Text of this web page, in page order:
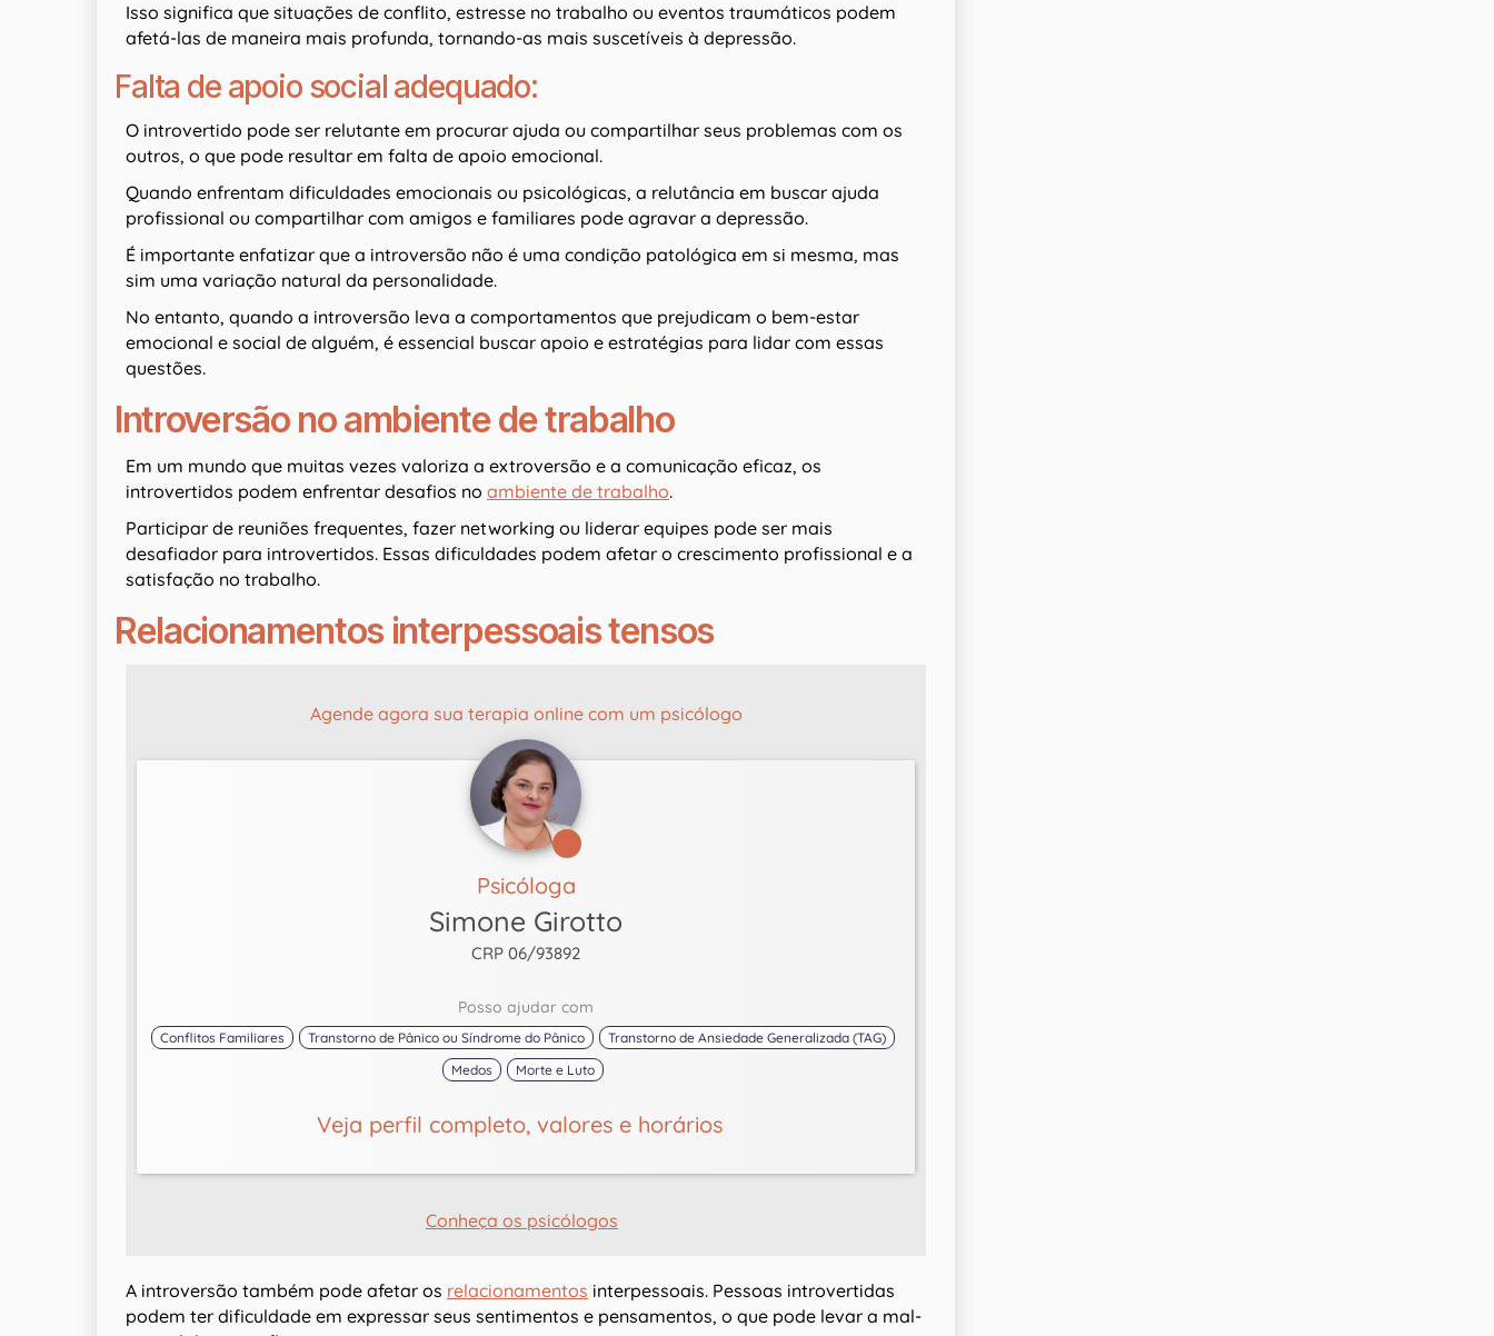
Isso significa que situações de conflito, estresse no trabalho ou eventos traumáticos podem
afetá-las de maneira mais profunda, tornando-as mais suscetíveis à depressão.
Falta de apoio social adequado:
O introvertido pode ser relutante em procurar ajuda ou compartilhar seus problemas com os
outros, o que pode resultar em falta de apoio emocional.
Quando enfrentam dificuldades emocionais ou psicológicas, a relutância em buscar ajuda
profissional ou compartilhar com amigos e familiares pode agravar a depressão.
É importante enfatizar que a introversão não é uma condição patológica em si mesma, mas
sim uma variação natural da personalidade.
No entanto, quando a introversão leva a comportamentos que prejudicam o bem-estar
emocional e social de alguém, é essencial buscar apoio e estratégias para lidar com essas
questões.
Introversão no ambiente de trabalho
Em um mundo que muitas vezes valoriza a extroversão e a comunicação eficaz, os
introvertidos podem enfrentar desafios no ambiente de trabalho.
Participar de reuniões frequentes, fazer networking ou liderar equipes pode ser mais
desafiador para introvertidos. Essas dificuldades podem afetar o crescimento profissional e a
satisfação no trabalho.
Relacionamentos interpessoais tensos
Agende agora sua terapia online com um psicólogo
Psicóloga
Simone Girotto
CRP 06/93892
Posso ajudar com
Conflitos Familiares Transtorno de Pânico ou Síndrome do Pânico
Transtorno de Ansiedade Generalizada (TAG)
Medos
Morte e Luto
Veja perfil completo, valores e horários
Conheça os psicólogos
A introversão também pode afetar os relacionamentos interpessoais. Pessoas introvertidas
podem ter dificuldade em expressar seus sentimentos e pensamentos, o que pode levar a mal-